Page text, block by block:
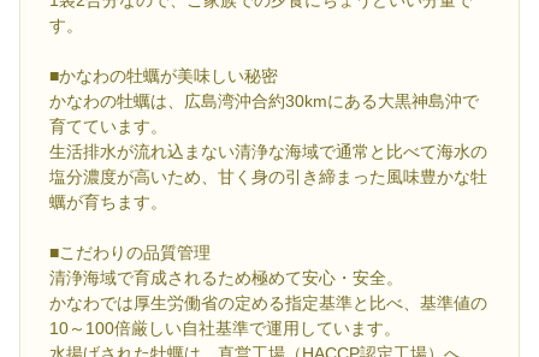
す。
■かなわの牡蠣が美味しい秘密
かなわの牡蠣は、広島湾沖合約30kmにある大黒神島沖で
育てています。
生活排水が流れ込まない清浄な海域で通常と比べて海水の
塩分濃度が高いため、甘く身の引き締まった風味豊かな牡
蠣が育ちます。
■こだわりの品質管理
清浄海域で育成されるため極めて安心・安全。
かなわでは厚生労働省の定める指定基準と比べ、基準値の
10～100倍厳しい自社基準で運用しています。
水揚げされた牡蠣は、直営工場（HACCP認定工場）へ。